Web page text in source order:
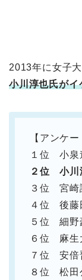
2013年に女子
小川淳也氏が
【アンケー
１位 小泉
２位 小川
３位 宮崎
４位 後藤
５位 細野
６位 麻生
７位 安倍
８位 松田